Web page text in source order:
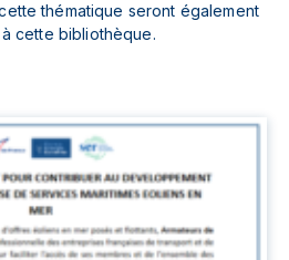
thématique seront également
cette bibliothèque.